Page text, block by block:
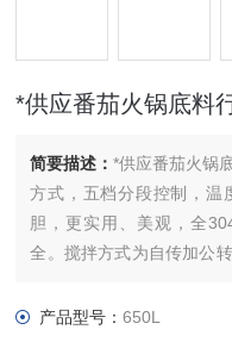
*供应番茄火锅底料
简要描述：*供应番茄火锅
方式，五档分段控制，温
胆，更实用、美观，全
全。搅拌方式为自传加公
于操作，工作效率高，耗
产品型号：650L